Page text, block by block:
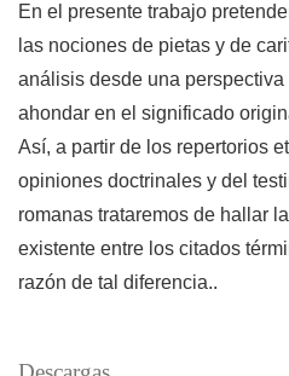
En el presente trabajo
las nociones de pietas y de
análisis desde una
ahondar en el significado
Así, a partir de los repertorios
opiniones doctrinales y del
romanas trataremos de hallar
existente entre los citados
razón de tal diferencia..